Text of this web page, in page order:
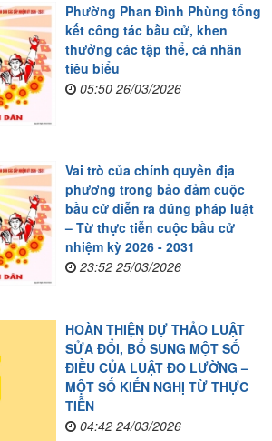
Phường Phan Đình Phùng tổng
kết công tác bầu cử, khen
thưởng các tập thể, cá nhân
tiêu biểu
05:50 26/03/2026
Vai trò của chính quyền địa
phương trong bảo đảm cuộc
bầu cử diễn ra đúng pháp luật
– Từ thực tiễn cuộc bầu cử
nhiệm kỳ 2026 - 2031
23:52 25/03/2026
HOÀN THIỆN DỰ THẢO LUẬT
SỬA ĐỔI, BỔ SUNG MỘT SỐ
ĐIỀU CỦA LUẬT ĐO LƯỜNG –
MỘT SỐ KIẾN NGHỊ TỪ THỰC
TIỄN
04:42 24/03/2026